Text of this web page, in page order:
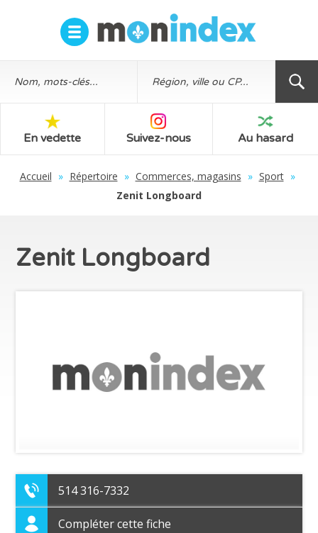
En vedette Suivez-nous Au hasard
Accueil » Répertoire » Commerces, magasins » Sport »
Zenit Longboard
Zenit Longboard
514 316-7332
Compléter cette fiche